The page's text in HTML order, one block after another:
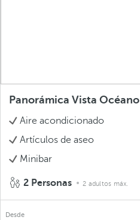
Panorámica Vista Océano
Aire acondicionado
Artículos de aseo
Minibar
2 Personas 2 adultos máx.
Desde